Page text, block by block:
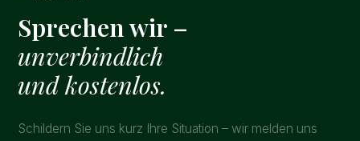
Sprechen wir –
unverbindlich
und kostenlos.
Schildern Sie uns kurz Ihre Situation – wir melden uns